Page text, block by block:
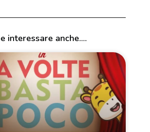
interessare anche....